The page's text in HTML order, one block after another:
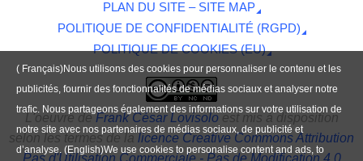
PLAN DU SITE – SITE MAP
POLITIQUE DE CONFIDENTIALITÉ (RGPD)
POLITIQUE DE COOKIES (EU)
L'oeuvredeFrank César Lovisoloest mis à disposition
selon les termes de lalicence Creative Commons Attribution
Pas d'Utilisation Commerciale - Pas de Modification 4.0
( Français)Nous utilisons des cookies pour personnaliser le contenu et les
publicités, fournir des fonctionnalités de médias sociaux et analyser notre
trafic. Nous partageons également des informations sur votre utilisation de
notre site avec nos partenaires de médias sociaux, de publicité et
d’analyse. (English)We use cookies to personalise content and ads, to